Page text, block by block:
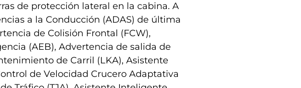
de protección lateral en la cabina. A
a la Conducción (ADAS) de última
de Colisión Frontal (FCW),
(AEB), Advertencia de salida de
de Carril (LKA), Asistente
de Velocidad Crucero Adaptativa